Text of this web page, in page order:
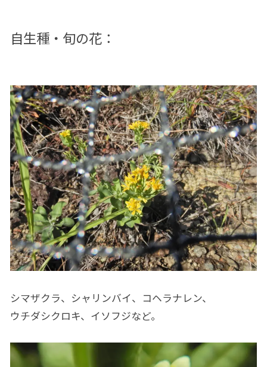
自生種・旬の花：
シマザクラ、シャリンバイ、コヘラナレン、
ウチダシクロキ、イソフジなど。